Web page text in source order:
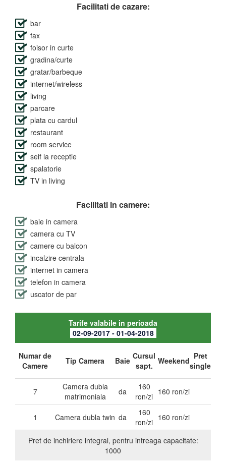
Facilitati de cazare:
bar
fax
foisor in curte
gradina/curte
gratar/barbeque
internet/wireless
living
parcare
plata cu cardul
restaurant
room service
seif la receptie
spalatorie
TV in living
Facilitati in camere:
baie in camera
camera cu TV
camere cu balcon
incalzire centrala
internet in camera
telefon in camera
uscator de par
Tarife valabile in perioada
02-09-2017 - 01-04-2018
Numar de
Camere
Tip Camera Baie Cursul
sapt. Weekend Pret
single
7
Camera dubla
matrimoniala
da
160
ron/zi 160 ron/zi
1 Camera dubla twin da
160
ron/zi 160 ron/zi
Pret de inchiriere integral, pentru intreaga capacitate:
1000